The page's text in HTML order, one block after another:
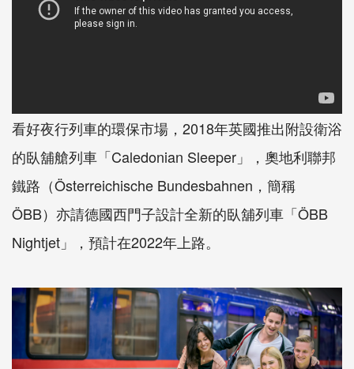
看好夜行列車的環保市場，2018年英國推出附設衛浴
的臥舖艙列車「Caledonian Sleeper」，奧地利聯邦
鐵路（Österreichische Bundesbahnen，簡稱
ÖBB）亦請德國西門子設計全新的臥舖列車「ÖBB
Nightjet」，預計在2022年上路。